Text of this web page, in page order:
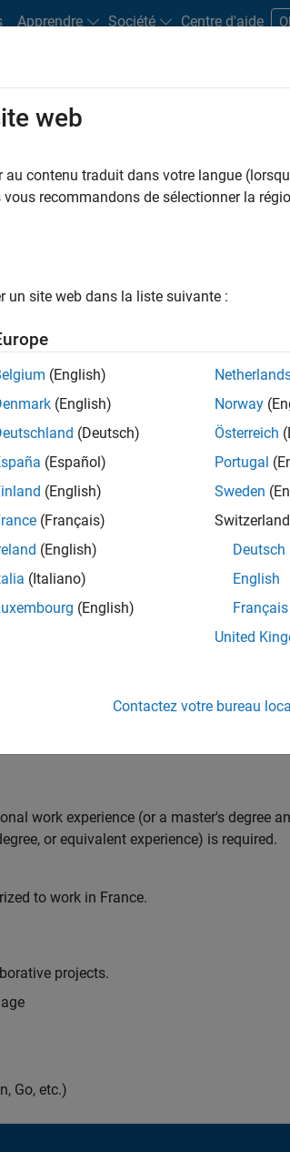
Apprendre Société Centre d'aide
bureaux Étudiants et carrières
Do you enjoy solving challenging
development to design and develop new
suites, and conduct hands-on testing to
team from start to finish by influencing
and testability thereby ensuring high
developers throughout the design phase
automation
and effectiveness (Coverage, Code
work experience (or a master's degree
or equivalent experience) is required.
to work in France.
projects.
Go, etc.)
web
au contenu traduit dans votre langue
vous recommandons de sélectionner la
un site web dans la liste suivante :
(English)
(English)
(Deutsch)
(Español)
(English)
(Français)
(English)
(Italiano)
(English)
Norway
Österreich
Portugal
Sweden
Switzerland
Deutsch
English
Français
United
Contactez votre bureau local